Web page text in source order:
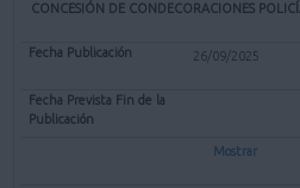
CONCESIÓN DE CONDECORACIONES
26/09/2025
Mostrar